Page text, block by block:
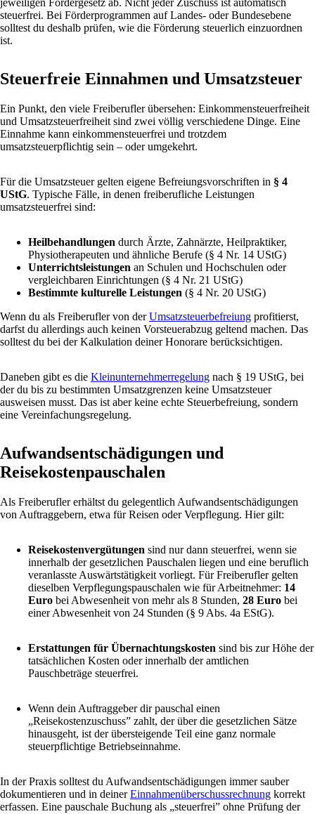
steuerfrei. Bei Förderprogrammen auf Landes- oder Bundesebene
solltest du deshalb prüfen, wie die Förderung steuerlich einzuordnen
ist.
Steuerfreie Einnahmen und Umsatzsteuer
Ein Punkt, den viele Freiberufler übersehen: Einkommensteuerfreiheit
und Umsatzsteuerfreiheit sind zwei völlig verschiedene Dinge. Eine
Einnahme kann einkommensteuerfrei und trotzdem
umsatzsteuerpflichtig sein – oder umgekehrt.
Für die Umsatzsteuer gelten eigene Befreiungsvorschriften in § 4
UStG. Typische Fälle, in denen freiberufliche Leistungen
umsatzsteuerfrei sind:
Heilbehandlungen durch Ärzte, Zahnärzte, Heilpraktiker,
Physiotherapeuten und ähnliche Berufe (§ 4 Nr. 14 UStG)
Unterrichtsleistungen an Schulen und Hochschulen oder
vergleichbaren Einrichtungen (§ 4 Nr. 21 UStG)
Bestimmte kulturelle Leistungen (§ 4 Nr. 20 UStG)
Wenn du als Freiberufler von derUmsatzsteuerbefreiung profitierst,
darfst du allerdings auch keinen Vorsteuerabzug geltend machen. Das
solltest du bei der Kalkulation deiner Honorare berücksichtigen.
Daneben gibt es die Kleinunternehmerregelung nach § 19 UStG, bei
der du bis zu bestimmten Umsatzgrenzen keine Umsatzsteuer
ausweisen musst. Das ist aber keine echte Steuerbefreiung, sondern
eine Vereinfachungsregelung.
Aufwandsentschädigungen und
Reisekostenpauschalen
Als Freiberufler erhältst du gelegentlich Aufwandsentschädigungen
von Auftraggebern, etwa für Reisen oder Verpflegung. Hier gilt:
Reisekostenvergütungen sind nur dann steuerfrei, wenn sie
innerhalb der gesetzlichen Pauschalen liegen und eine beruflich
veranlasste Auswärtstätigkeit vorliegt. Für Freiberufler gelten
dieselben Verpflegungspauschalen wie für Arbeitnehmer: 14
Euro bei Abwesenheit von mehr als 8 Stunden, 28 Euro bei
einer Abwesenheit von 24 Stunden (§ 9 Abs. 4a EStG).
Erstattungen für Übernachtungskosten sind bis zur Höhe der
tatsächlichen Kosten oder innerhalb der amtlichen
Pauschbeträge steuerfrei.
Wenn dein Auftraggeber dir pauschal einen
„Reisekostenzuschuss” zahlt, der über die gesetzlichen Sätze
hinausgeht, ist der übersteigende Teil eine ganz normale
steuerpflichtige Betriebseinnahme.
In der Praxis solltest du Aufwandsentschädigungen immer sauber
dokumentieren und in deinerEinnahmenüberschussrechnung korrekt
erfassen. Eine pauschale Buchung als „steuerfrei” ohne Prüfung der